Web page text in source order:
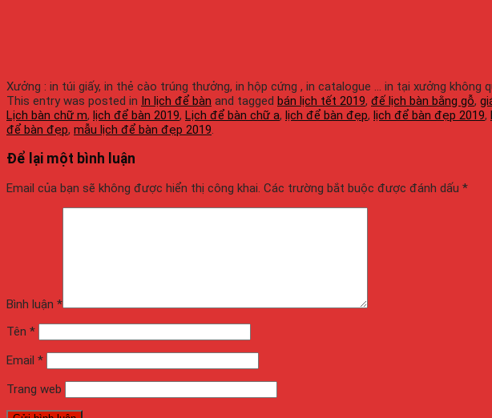
Xưởng : in túi giấy, in thẻ cào trúng thưởng, in hộp cứng , in catalogue ... in tại xưởng không
This entry was posted in In lịch để bàn and tagged bán lịch tết 2019, đế lịch bàn bằng gỗ,
Lịch bàn chữ m, lịch để bàn 2019, Lịch để bàn chữ a, lịch để bàn đẹp, lịch để bàn đẹp 2019,
để bàn đẹp, mẫu lịch để bàn đẹp 2019
Để lại một bình luận
Email của bạn sẽ không được hiển thị công khai. Các trường bắt buộc được đánh dấu *
Bình luận *
Tên *
Email *
Trang web